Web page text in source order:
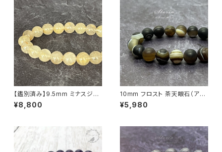
【鑑別済み】9.5mm ミナスジェ
ライス州産 ゴールデン ルチルク
ォーツ ブレスレット【画像現物・
¥8,800
10mm フロスト 茶天眼石（アイ
アゲート）ブレスレット
¥5,980